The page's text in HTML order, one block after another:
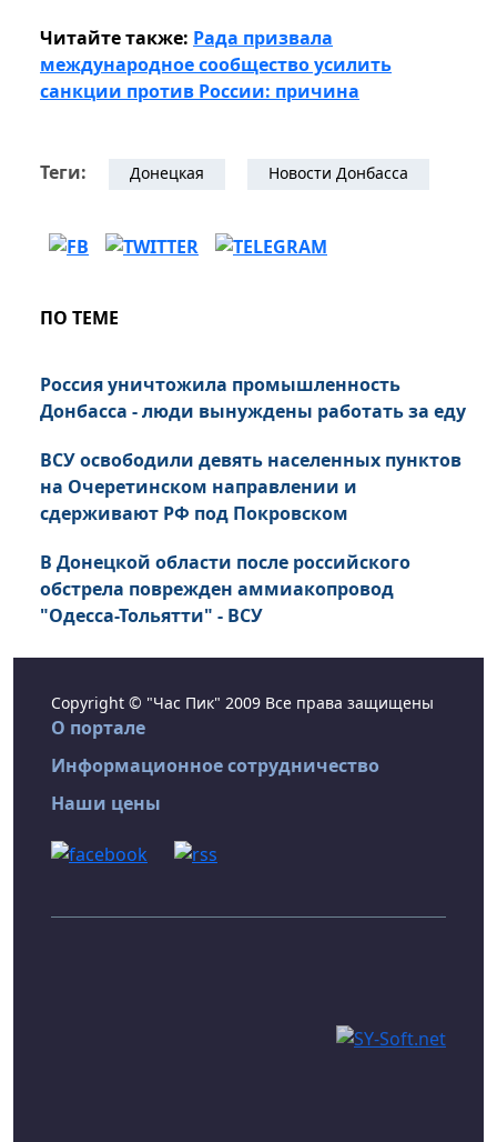
Читайте также: Рада призвала
международное сообщество усилить
санкции против России: причина
Теги: Донецкая Новости Донбасса
ПО ТЕМЕ
Россия уничтожила промышленность
Донбасса - люди вынуждены работать за еду
ВСУ освободили девять населенных пунктов
на Очеретинском направлении и
сдерживают РФ под Покровском
В Донецкой области после российского
обстрела поврежден аммиакопровод
"Одесса-Тольятти" - ВСУ
Copyright © "Час Пик" 2009 Все права защищены
О портале
Информационное сотрудничество
Наши цены